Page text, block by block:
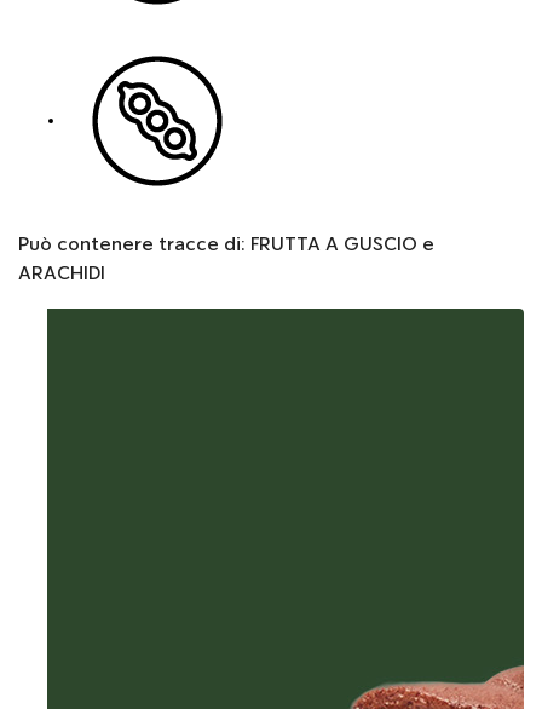
Può contenere tracce di: FRUTTA A GUSCIO e
ARACHIDI